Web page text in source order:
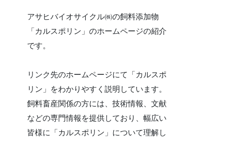
アサヒバイオサイクル㈱の飼料添加物
「カルスポリン」のホームページの紹介
です。
リンク先のホームページにて「カルスポ
リン」をわかりやすく説明しています。
飼料畜産関係の方には、技術情報、文献
などの専門情報を提供しており、幅広い
皆様に「カルスポリン」について理解し